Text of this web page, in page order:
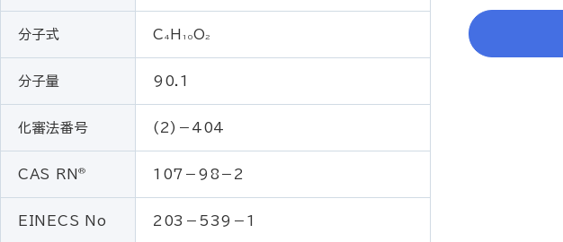
分子式 C 4 H 10O 2
分子量 90.1
化審法番号 (2)－404
CAS RN® 107－98－2
EINECS No 203－539－1